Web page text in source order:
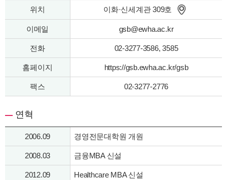
위치 이화·신세계관 309호
이메일 gsb@ewha.ac.kr
전화 02-3277-3586, 3585
홈페이지 https://gsb.ewha.ac.kr/gsb
팩스 02-3277-2776
연혁
2006.09 경영전문대학원 개원
2008.03 금융MBA 신설
2012.09 Healthcare MBA 신설